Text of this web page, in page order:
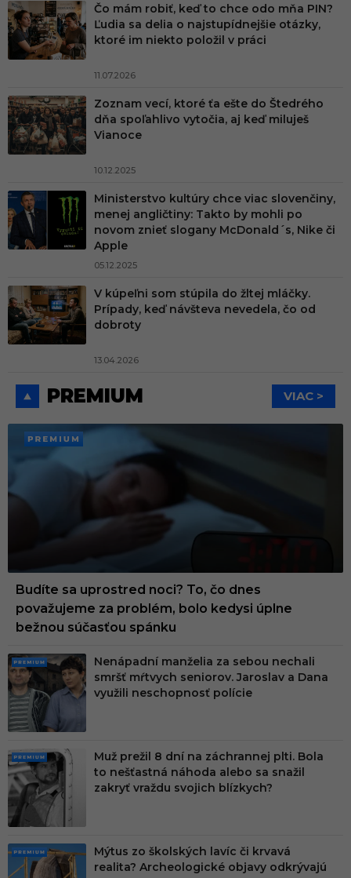
Čo mám robiť, keď to chce odo mňa PIN?
Ľudia sa delia o najstupídnejšie otázky,
ktoré im niekto položil v práci
11.07.2026
Zoznam vecí, ktoré ťa ešte do Štedrého
dňa spoľahlivo vytočia, aj keď miluješ
Vianoce
10.12.2025
Ministerstvo kultúry chce viac slovenčiny,
menej angličtiny: Takto by mohli po
novom znieť slogany McDonald´s, Nike či
Apple
05.12.2025
V kúpeľni som stúpila do žltej mláčky.
Prípady, keď návšteva nevedela, čo od
dobroty
13.04.2026
PREMIUM VIAC >
PREMI
Budíte sa uprostred noci? To, čo dnes
považujeme za problém, bolo kedysi úplne
bežnou súčasťou spánku
PRE
MIU
M
Nenápadní manželia za sebou nechali
smršť mŕtvych seniorov. Jaroslav a Dana
využili neschopnosť polície
PRE
MIU
M
Muž prežil 8 dní na záchrannej plti. Bola
to nešťastná náhoda alebo sa snažil
zakryť vraždu svojich blízkych?
PRE
Mýtus zo školských lavíc či krvavá
realita? Archeologické objavy odkrývajú